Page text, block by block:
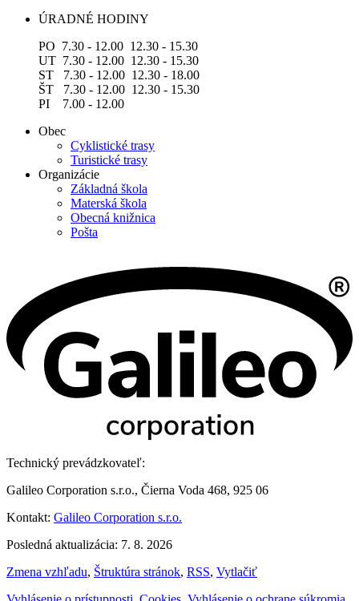
ÚRADNÉ HODINY
PO 7.30 - 12.00 12.30 - 15.30
UT 7.30 - 12.00 12.30 - 15.30
ST 7.30 - 12.00 12.30 - 18.00
ŠT 7.30 - 12.00 12.30 - 15.30
PI 7.00 - 12.00
Obec
Cyklistické trasy
Turistické trasy
Organizácie
Základná škola
Materská škola
Obecná knižnica
Pošta
Technický prevádzkovateľ:
Galileo Corporation s.r.o., Čierna Voda 468, 925 06
Kontakt: Galileo Corporation s.r.o.
Posledná aktualizácia: 7. 8. 2026
Zmena vzhľadu, Štruktúra stránok, RSS, Vytlačiť